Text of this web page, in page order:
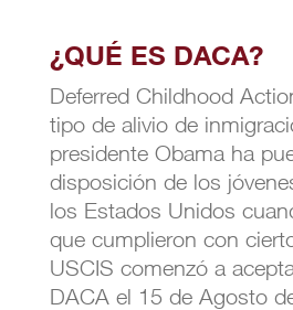
¿QUÉ ES DACA?
Deferred Childhood
tipo de alivio de
presidente Obama ha
disposición de los
los Estados Unidos
que cumplieron con
USCIS comenzó a
DACA el 15 de Agosto